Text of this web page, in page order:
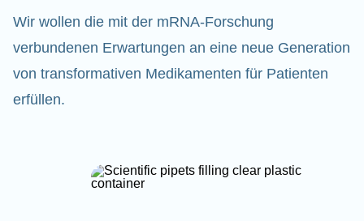
Wir wollen die mit der mRNA-Forschung
verbundenen Erwartungen an eine neue Generation
von transformativen Medikamenten für Patienten
erfüllen.